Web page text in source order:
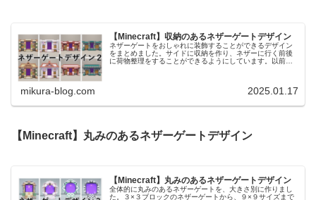
【Minecraft】収納のあるネザーゲートデザイン
ネザーゲートをおしゃれに装飾することができるデザイン
をまとめました。サイドに収納を作り、ネザーに行く前後
に荷物整理をすることができるようにしています。以前の
mikura-blog.com 2025.01.17
【Minecraft】丸みのあるネザーゲートデザイン
【Minecraft】丸みのあるネザーゲートデザイン
全体的に丸みのあるネザーゲートを、大きさ別に作りまし
た。３×３ブロックのネザーゲートから、９×９サイズまで